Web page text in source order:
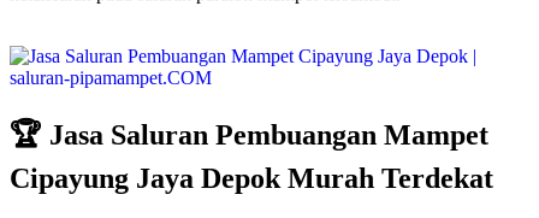
🏆 Jasa Saluran Pembuangan Mampet
Cipayung Jaya Depok Murah Terdekat